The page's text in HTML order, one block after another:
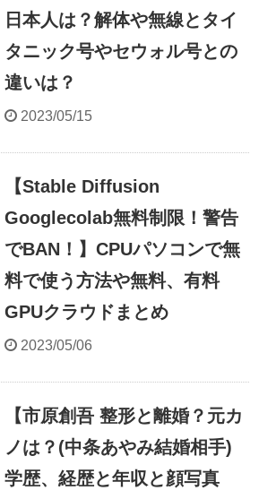
日本人は？解体や無線とタイ
タニック号やセウォル号との
違いは？
2023/05/15
【Stable Diffusion
Googlecolab無料制限！警告
でBAN！】CPUパソコンで無
料で使う方法や無料、有料
GPUクラウドまとめ
2023/05/06
【市原創吾 整形と離婚？元カ
ノは？(中条あやみ結婚相手)
学歴、経歴と年収と顔写真